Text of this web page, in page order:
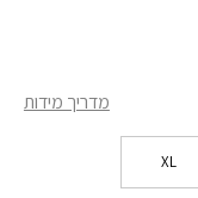
מדריך מידות
XL